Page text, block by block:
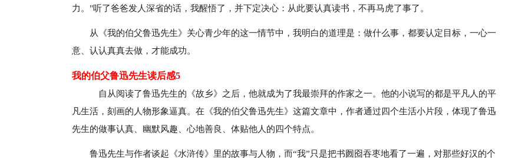
力。"听了爸爸发人深省的话，我醒悟了，并下定决心：从此要认真读书，不再马虎了事了。
从《我的伯父鲁迅先生》关心青少年的这一情节中，我明白的道理是：做什么事，都要认定目标，一心一
意、认认真真去做，才能成功。
我的伯父鲁迅先生读后感5
自从阅读了鲁迅先生的《故乡》之后，他就成为了我最崇拜的作家之一。他的小说写的都是平凡人的平
凡生活，刻画的人物形象逼真。在《我的伯父鲁迅先生》这篇文章中，作者通过四个生活小片段，体现了鲁迅
先生的做事认真、幽默风趣、心地善良、体贴他人的四个特点。
鲁迅先生与作者谈起《水浒传》里的故事与人物，而“我”只是把书囫囵吞枣地看了一遍，对那些好汉的个